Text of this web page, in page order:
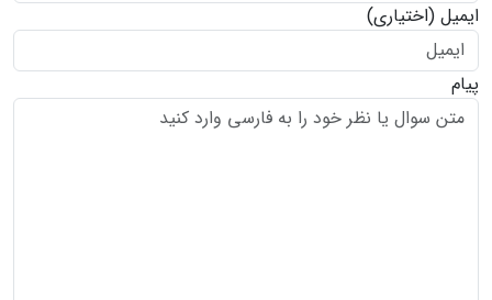
ایمیل (اختیاری)
پیام